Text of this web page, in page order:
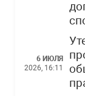
6 ИЮЛЯ
2026, 16:11